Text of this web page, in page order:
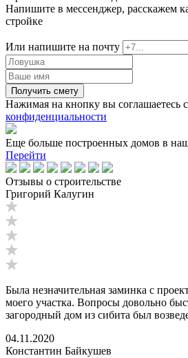
Напишите в мессенджер, расскажем
стройке
Или напишите на почту
Получить смету
Нажимая на кнопку вы соглашаетесь
конфиденциальности
Еще больше построенных домов в
Перейти
Отзывы о строительстве
Григорий Калугин
Была незначительная заминка с
моего участка. Вопросы довольно
загородный дом из сибита был
04.11.2020
Константин Байкушев